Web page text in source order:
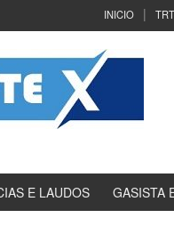
INICIO
E LAUDOS GASISTA